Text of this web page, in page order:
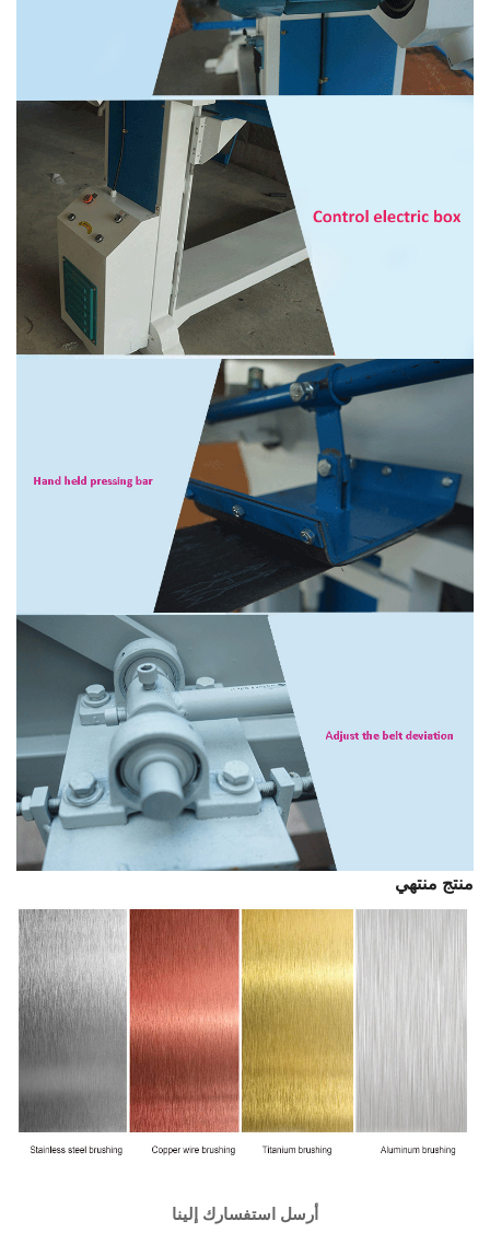
منتج منتهي
أرسل استفسارك إلينا